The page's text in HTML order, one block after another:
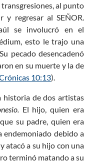
al punto
y regresar al SEÑOR.
se involucró en el
esto le trajo una
pecado desencadenó
en su muerte y la de
10:13).
historia de dos artistas
El hijo, quien era
su padre, quien era
endemoniado debido a
atacó a su hijo con una
terminó matando a su